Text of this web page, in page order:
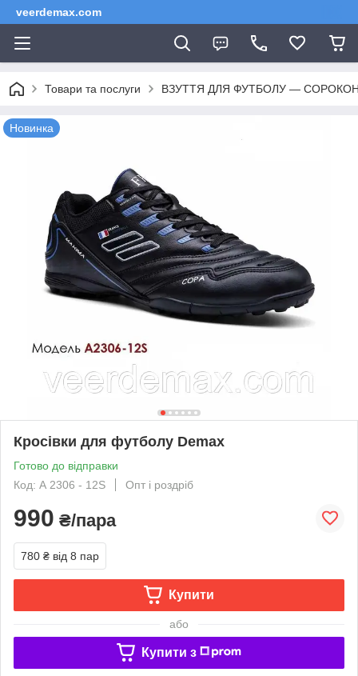
veerdemax.com
Товари та послуги ВЗУТТЯ ДЛЯ ФУТБОЛУ —
Новинка
Кросівки для футболу Demax
Готово до відправки
Код: А 2306 - 12S
Опт і роздріб
990 ₴/пара
780 ₴ від 8 пар
Купити
або
Купити з